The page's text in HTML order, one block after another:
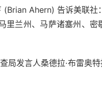
(Brian Ahern) 告诉美联
里兰州、马萨诸塞州、
局发言人桑德拉·布雷奥